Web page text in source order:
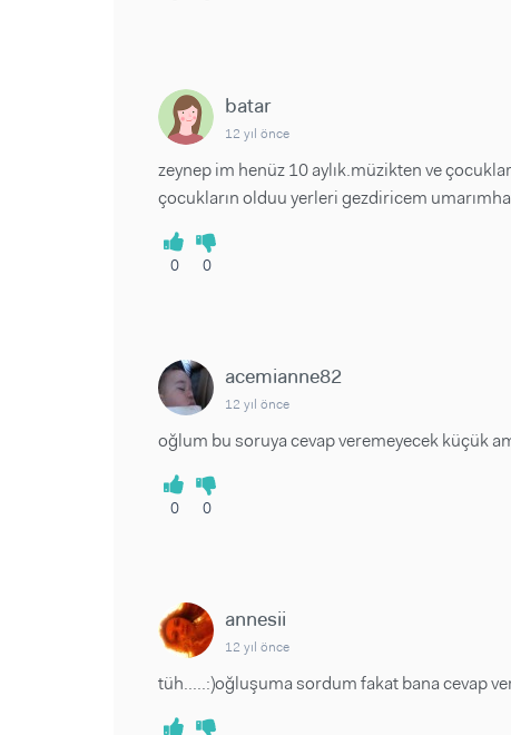
batar
12 yıl önce
zeynep im henüz 10 aylık.müzikten ve
çocukların olduu yerleri gezdiricem
0 0
acemianne82
12 yıl önce
oğlum bu soruya cevap veremeyecek küçük
0 0
annesii
12 yıl önce
tüh.....:)oğluşuma sordum fakat bana cevap